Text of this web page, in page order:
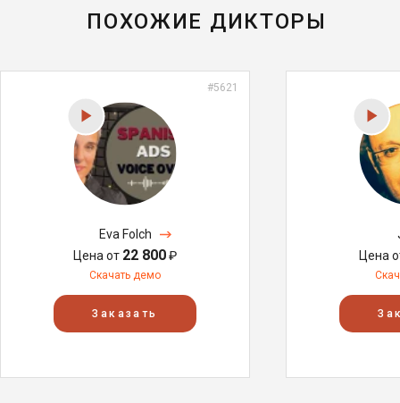
ПОХОЖИЕ ДИКТОРЫ
#5621
Eva Folch
Цена от 22 800₽
Скачать демо
Заказать
Цена